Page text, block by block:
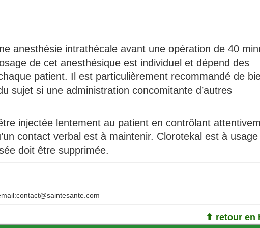
anesthésie intrathécale avant une opération de 40
de cet anesthésique est individuel et dépend des
patient. Il est particulièrement recommandé de
sujet si une administration concomitante d’autres
injectée lentement au patient en contrôlant
contact verbal est à maintenir. Clorotekal est à usage
doit être supprimée.
contact@saintesante.com
⬆ retour en